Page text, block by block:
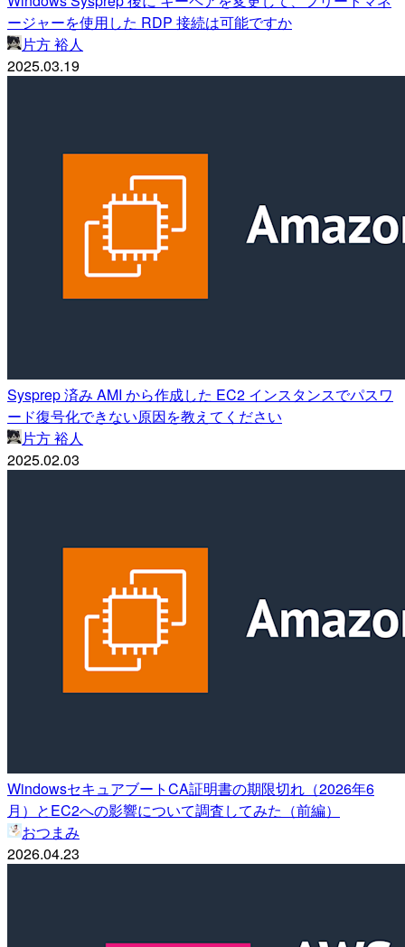
ージャーを使用した RDP 接続は可能ですか
片方 裕人
2025.03.19
Sysprep 済み AMI から作成した EC2 インスタンスでパスワ
ード復号化できない原因を教えてください
片方 裕人
2025.02.03
WindowsセキュアブートCA証明書の期限切れ（2026年6
月）とEC2への影響について調査してみた（前編）
おつまみ
2026.04.23